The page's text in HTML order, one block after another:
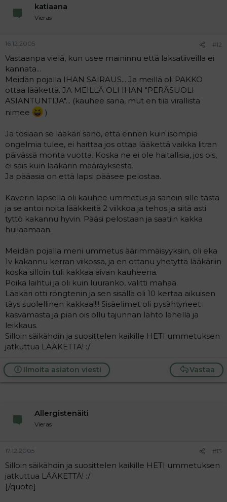
katiaana
Vieras
16.12.2005 #12
Vastaanpa vielä, kun usee maininnu että laksatiiveilla ei
kannata...
Meidän pojalla IHAN SAIRAUS... Ja meillä oli PAKKO
ottaa lääkettä. JA MEILLÄ OLI IHAN "PERÄSUOLI
ASIANTUNTIJA"... (kauhee sana, mut en tiiä virallista
nimee
)
Ja tosiaan se lääkäri sano, että ennen kuin isompia
ongelmia tulee, ei haittaa jos ottaa lääkettä vaikka litran
päivässä monta vuotta. Koska ne ei ole haitallisia, jos ois,
ei sais kuin lääkärin määräyksestä.
Ja pääasia on että lapsi pääsee pelostaa.
Kaverin lapsella oli kauhee ummetus ja sanoin sille tästä
ja se antoi noita lääkkeitä 2 viikkoa ja tehos ja siitä asti
tyttö kakannu hyvin. Pääsi pelostaan ja saatiin kakka
huilaamaan.
Meidän pojalla meni ummetus äärimmäisyyksiin, oli eka
1v kakannu kerran viikossa, ja en ottanu yhetyttä lääkäriin
koska silloin tuli kakkaa aivan kauheena.
Poika laihtui ja oli kuin luuranko, valitti mahaa.
Lääkäri otti röngtenin ja sen sisällä oli 10 kertaa aikuisen
täys suolellinen kakkaa!!!! Sisäelimet oli pysähtyneet
kasvamasta ja pian ois ollu tajunnan lähtö lähellä ja
leikkaus.
Silloin säikähdin ja suosittelen kaikille HETI ummetuksen
jatkuttua LÄÄKETTÄ! :/
Vastaa
Ilmoita asiaton viesti
Allergistenäiti
Vieras
17.12.2005 #13
Silloin säikähdin ja suosittelen kaikille HETI ummetuksen
jatkuttua LÄÄKETTÄ! :/
[/quote]